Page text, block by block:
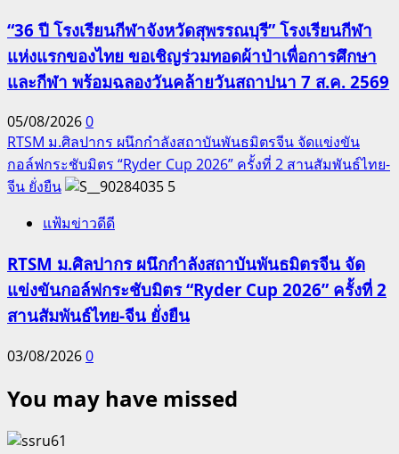
“36 ปี โรงเรียนกีฬาจังหวัดสุพรรณบุรี” โรงเรียนกีฬา
แห่งแรกของไทย ขอเชิญร่วมทอดผ้าป่าเพื่อการศึกษา
และกีฬา พร้อมฉลองวันคล้ายวันสถาปนา 7 ส.ค. 2569
05/08/20260
RTSM ม.ศิลปากร ผนึกกำลังสถาบันพันธมิตรจีน จัดแข่งขัน
กอล์ฟกระชับมิตร “Ryder Cup 2026” ครั้งที่ 2 สานสัมพันธ์ไทย-
จีน ยั่งยืน
5
แฟ้มข่าวดีดี
RTSM ม.ศิลปากร ผนึกกำลังสถาบันพันธมิตรจีน จัด
แข่งขันกอล์ฟกระชับมิตร “Ryder Cup 2026” ครั้งที่ 2
สานสัมพันธ์ไทย-จีน ยั่งยืน
03/08/20260
You may have missed